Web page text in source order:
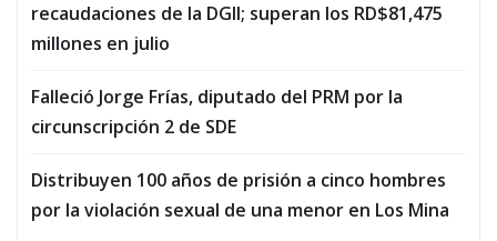
recaudaciones de la DGII; superan los RD$81,475
millones en julio
Falleció Jorge Frías, diputado del PRM por la
circunscripción 2 de SDE
Distribuyen 100 años de prisión a cinco hombres
por la violación sexual de una menor en Los Mina